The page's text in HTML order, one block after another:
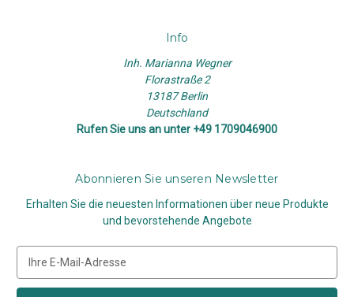
Info
Inh. Marianna Wegner
Florastraße 2
13187 Berlin
Deutschland
Rufen Sie uns an unter +49 1709046900
Abonnieren Sie unseren Newsletter
Erhalten Sie die neuesten Informationen über neue Produkte
und bevorstehende Angebote
M